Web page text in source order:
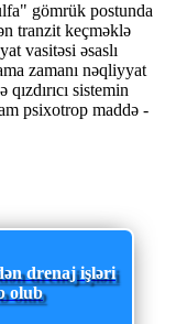
gömrük postunda
tranzit keçməklə
vasitəsi əsaslı
zamanı nəqliyyat
sistemin
psixotrop maddə -
drenaj işləri
olub